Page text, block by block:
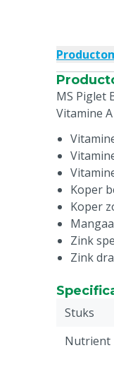
MS Piglet
Vitamine
Koper
Koper
Zink
Zink
Stuks
Nutrient